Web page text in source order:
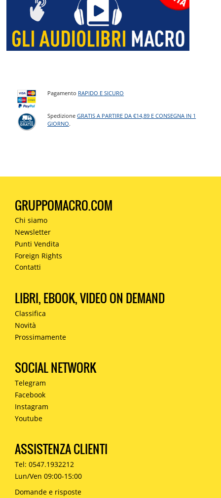
Pagamento RAPIDO E SICURO
SpedizioneGRATIS A PARTIRE DA €14,89 E CONSEGNA IN 1
GIORNO.
GRUPPOMACRO.COM
Chi siamo
Newsletter
Punti Vendita
Foreign Rights
Contatti
LIBRI, EBOOK, VIDEO ON DEMAND
Classifica
Novità
Prossimamente
SOCIAL NETWORK
Telegram
Facebook
Instagram
Youtube
ASSISTENZA CLIENTI
Tel: 0547.1932212
Lun/Ven 09:00-15:00
Domande e risposte